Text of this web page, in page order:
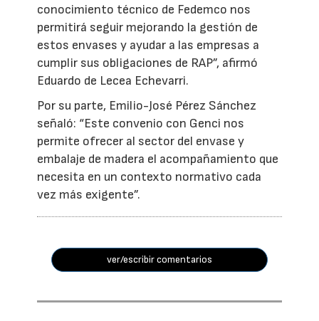
conocimiento técnico de Fedemco nos
permitirá seguir mejorando la gestión de
estos envases y ayudar a las empresas a
cumplir sus obligaciones de RAP”, afirmó
Eduardo de Lecea Echevarri.
Por su parte, Emilio-José Pérez Sánchez
señaló: “Este convenio con Genci nos
permite ofrecer al sector del envase y
embalaje de madera el acompañamiento que
necesita en un contexto normativo cada
vez más exigente”.
ver/escribir comentarios